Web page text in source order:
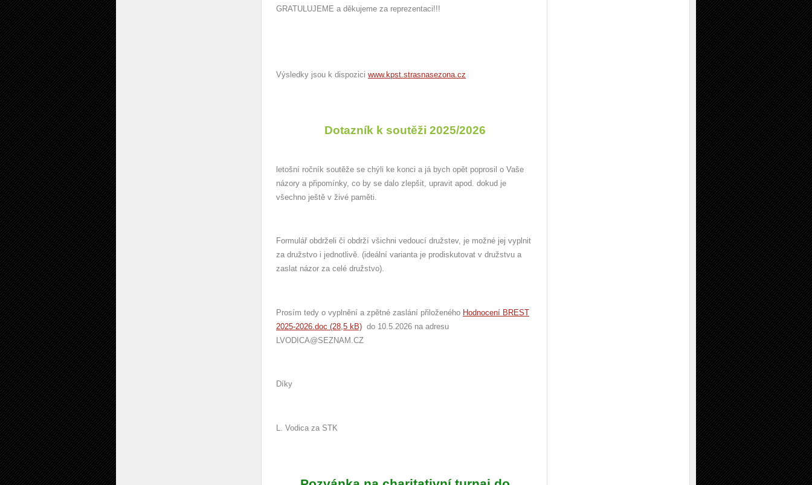
GRATULUJEME a děkujeme za reprezentaci!!!
Výsledky jsou k dispozici www.kpst.strasnasezona.cz
Dotazník k soutěži 2025/2026
letošní ročník soutěže se chýli ke konci a já bych opět poprosil o Vaše
názory a připomínky, co by se dalo zlepšit, upravit apod. dokud je
všechno ještě v živé paměti.
Formulář obdrželi či obdrží všichni vedoucí družstev, je možné jej vyplnit
za družstvo i jednotlivě. (ideální varianta je prodiskutovat v družstvu a
zaslat názor za celé družstvo).
Prosím tedy o vyplnění a zpětné zaslání přiloženého Hodnocení BREST
2025-2026.doc (28,5 kB) do 10.5.2026 na adresu
LVODICA@SEZNAM.CZ
Díky
L. Vodica za STK